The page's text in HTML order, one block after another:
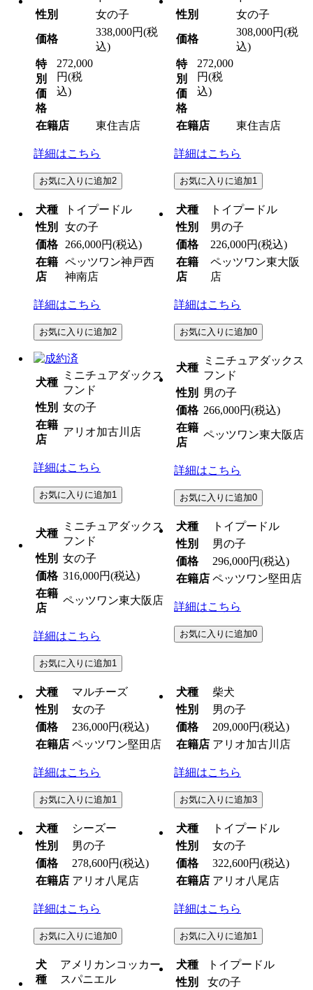
性別
女の子
価格
338,000円(税
込)
特
別
価
格
272,000
円(税
込)
在籍店 東住吉店
詳細はこちら
お気に入りに追加2
性別
女の子
価格
308,000円(税
込)
特
別
価
格
272,000
円(税
込)
在籍店 東住吉店
詳細はこちら
お気に入りに追加1
犬種
トイプードル
性別
女の子
価格
266,000円(税込)
在籍
店
ペッツワン神戸西
神南店
詳細はこちら
お気に入りに追加2
犬種
トイプードル
性別
男の子
価格
226,000円(税込)
在籍
店
ペッツワン東大阪
店
詳細はこちら
お気に入りに追加0
犬種
ミニチュアダックス
フンド
性別 女の子
在籍
店
アリオ加古川店
詳細はこちら
お気に入りに追加1
犬種
ミニチュアダックス
フンド
性別
男の子
価格 266,000円(税込)
在籍
店
ペッツワン東大阪店
詳細はこちら
お気に入りに追加0
犬種
ミニチュアダックス
フンド
性別 女の子
価格 316,000円(税込)
在籍
店
ペッツワン東大阪店
詳細はこちら
お気に入りに追加1
犬種
トイプードル
性別
男の子
価格
296,000円(税込)
在籍店 ペッツワン堅田店
詳細はこちら
お気に入りに追加0
犬種
マルチーズ
性別
女の子
価格
236,000円(税込)
在籍店 ペッツワン堅田店
詳細はこちら
お気に入りに追加1
犬種
柴犬
性別
男の子
価格
209,000円(税込)
在籍店 アリオ加古川店
詳細はこちら
お気に入りに追加3
犬種
シーズー
性別
男の子
価格
278,600円(税込)
在籍店 アリオ八尾店
詳細はこちら
お気に入りに追加0
犬種
トイプードル
性別
女の子
価格
322,600円(税込)
在籍店 アリオ八尾店
詳細はこちら
お気に入りに追加1
犬
種
アメリカンコッカー
スパニエル
犬種
トイプードル
性別
女の子